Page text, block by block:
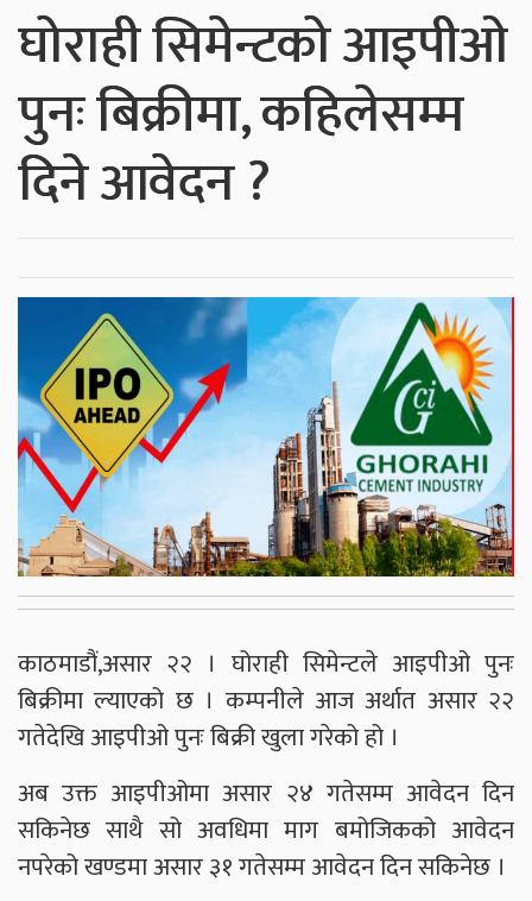
घोराही सिमेन्टको आइपीओ
पुनः बिक्रीमा, कहिलेसम्म
दिने आवेदन ?
काठमाडौं,असार २२ । घोराही सिमेन्टले आइपीओ पुनः
बिक्रीमा ल्याएको छ । कम्पनीले आज अर्थात असार २२
गतेदेखि आइपीओ पुनः बिक्री खुला गरेको हो ।
अब उक्त आइपीओमा असार २४ गतेसम्म आवेदन दिन
सकिनेछ साथै सो अवधिमा माग बमोजिकको आवेदन
नपरेको खण्डमा असार ३१ गतेसम्म आवेदन दिन सकिनेछ ।